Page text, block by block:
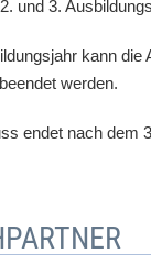
und 3.
kann
werden.
endet nach dem